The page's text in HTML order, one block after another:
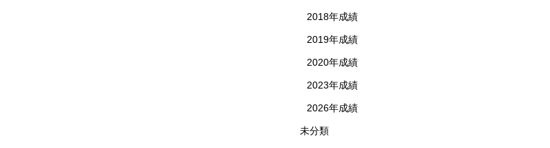
2018年成績
2019年成績
2020年成績
2023年成績
2026年成績
未分類